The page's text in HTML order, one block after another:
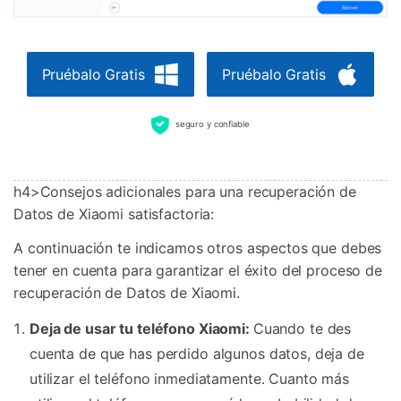
Pruébalo Gratis Pruébalo Gratis
seguro y confiable
h4>Consejos adicionales para una recuperación de
Datos de Xiaomi satisfactoria:
A continuación te indicamos otros aspectos que debes
tener en cuenta para garantizar el éxito del proceso de
recuperación de Datos de Xiaomi.
Deja de usar tu teléfono Xiaomi: Cuando te des
cuenta de que has perdido algunos datos, deja de
utilizar el teléfono inmediatamente. Cuanto más